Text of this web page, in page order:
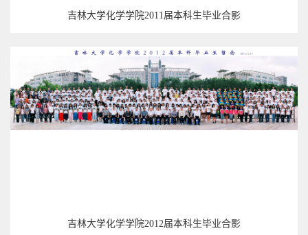
吉林大学化学学院2011届本科生毕业合影
吉林大学化学学院2012届本科生毕业合影